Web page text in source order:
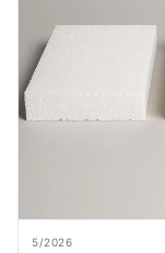
5/2026